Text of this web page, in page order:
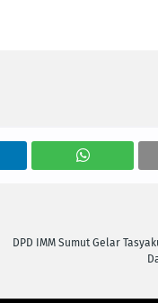
DPD IMM Sumut Gelar